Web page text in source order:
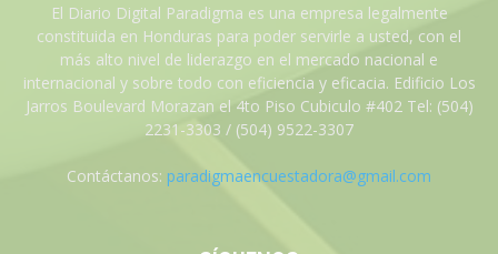
El Diario Digital Paradigma es una empresa legalmente
constituida en Honduras para poder servirle a usted, con el
más alto nivel de liderazgo en el mercado nacional e
internacional y sobre todo con eficiencia y eficacia. Edificio Los
Jarros Boulevard Morazan el 4to Piso Cubiculo #402 Tel: (504)
2231-3303 / (504) 9522-3307
Contáctanos: paradigmaencuestadora@gmail.com